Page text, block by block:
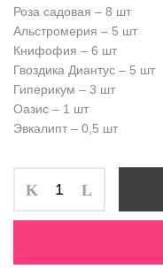
Роза садовая – 8 шт
Альстромерия – 5 шт
Книфофия – 6 шт
Гвоздика Диантус – 5 шт
Гиперикум – 3 шт
Оазис – 1 шт
Эвкалипт – 0,5 шт